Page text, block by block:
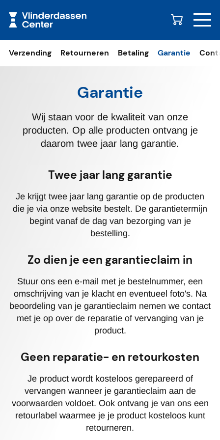
Naar content
Verzending Retourneren Betaling Garantie
Garantie
Wij staan voor de kwaliteit van onze
producten. Op alle producten ontvang je
daarom twee jaar lang garantie.
Twee jaar lang garantie
Je krijgt twee jaar lang garantie op de producten
die je via onze website bestelt. De garantietermijn
begint vanaf de dag van bezorging van je
bestelling.
Zo dien je een garantieclaim in
Stuur ons een e-mail met je bestelnummer, een
omschrijving van je klacht en eventueel foto's. Na
beoordeling van je garantieclaim nemen we contact
met je op over de reparatie of vervanging van je
product.
Geen reparatie- en retourkosten
Je product wordt kosteloos gerepareerd of
vervangen wanneer je garantieclaim aan de
voorwaarden voldoet. Ook ontvang je van ons een
retourlabel waarmee je je product kosteloos kunt
retourneren.